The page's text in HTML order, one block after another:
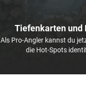
Tiefenkarten und
Als Pro-Angler kannst du
die Hot-Spots